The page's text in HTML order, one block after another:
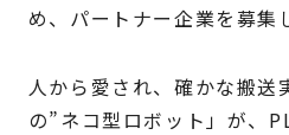
め、パートナー企業を募集
人から愛され、確かな搬送
の”ネコ型ロボット」が、